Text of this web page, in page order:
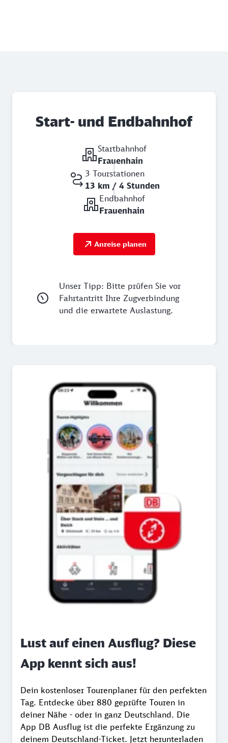
Start- und Endbahnhof
Startbahnhof
Frauenhain
3 Tourstationen
13 km / 4 Stunden
Endbahnhof
Frauenhain
Anreise planen
Unser Tipp: Bitte prüfen Sie vor
Fahrtantritt Ihre Zugverbindung
und die erwartete Auslastung.
Lust auf einen Ausflug? Diese
App kennt sich aus!
Dein kostenloser Tourenplaner für den perfekten
Tag. Entdecke über 880 geprüfte Touren in
deiner Nähe - oder in ganz Deutschland. Die
App DB Ausflug ist die perfekte Ergänzung zu
deinem Deutschland-Ticket. Jetzt herunterladen